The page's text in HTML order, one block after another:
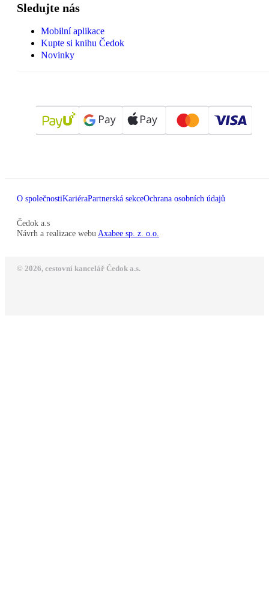
Sledujte nás
Mobilní aplikace
Kupte si knihu Čedok
Novinky
O společnostiKariéraPartnerská sekceOchrana osobních údajů
Čedok a.s
Návrh a realizace webu Axabee sp. z. o.o.
© 2026, cestovní kancelář Čedok a.s.